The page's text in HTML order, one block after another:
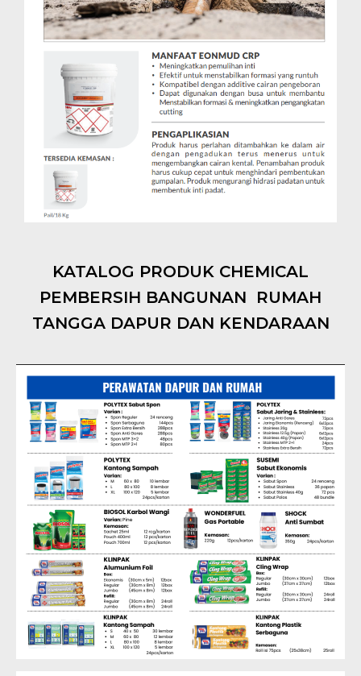
KATALOG PRODUK CHEMICAL
PEMBERSIH BANGUNAN RUMAH
TANGGA DAPUR DAN KENDARAAN